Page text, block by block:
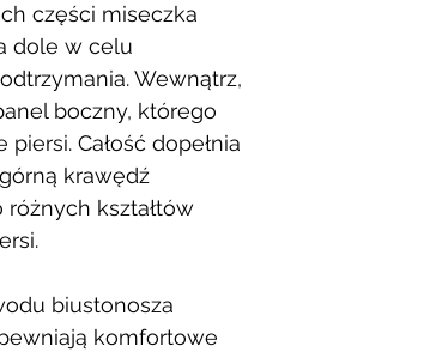
części miseczka
dole w celu
Wewnątrz,
boczny, którego
Całość dopełnia
krawędź
kształtów
biustonosza
komfortowe